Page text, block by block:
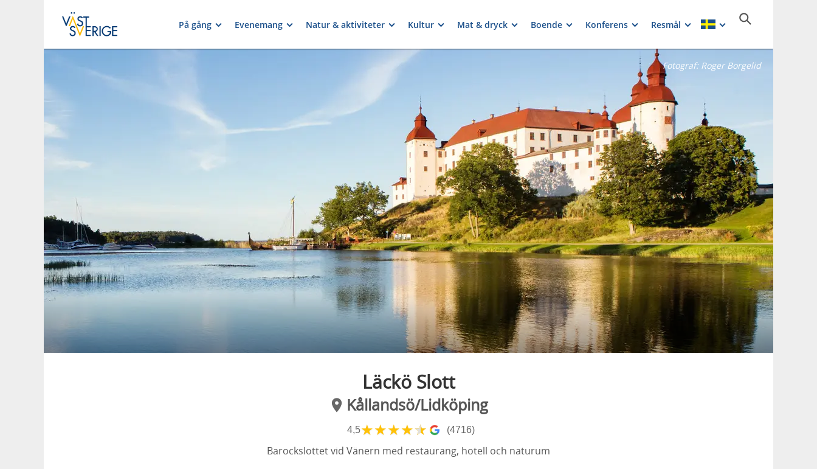
På gång Evenemang Natur & aktiviteter Kultur Mat & dryck Boende Konferens Resmål
Fotograf: Roger Borgelid
Läckö Slott
Kållandsö/Lidköping
4,5★★★★★ (4716)
Barockslottet vid Vänern med restaurang, hotell och naturum